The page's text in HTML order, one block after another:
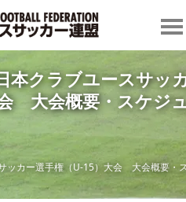
本クラブユースサッ
大会概要・スケジ
ッカー選手権（U-15）大会 大会概要・